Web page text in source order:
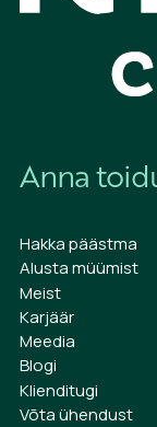
Anna
Hakka päästma
Alusta müümist
Meist
Karjäär
Meedia
Blogi
Klienditugi
Võta ühendust